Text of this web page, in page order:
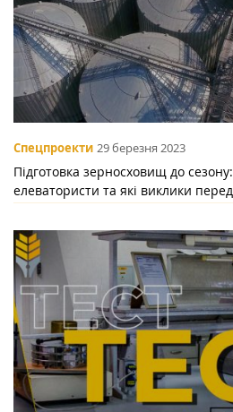
Спецпроекти 29 березня 2023
Підготовка зерносховищ до
елеватористи та які виклики